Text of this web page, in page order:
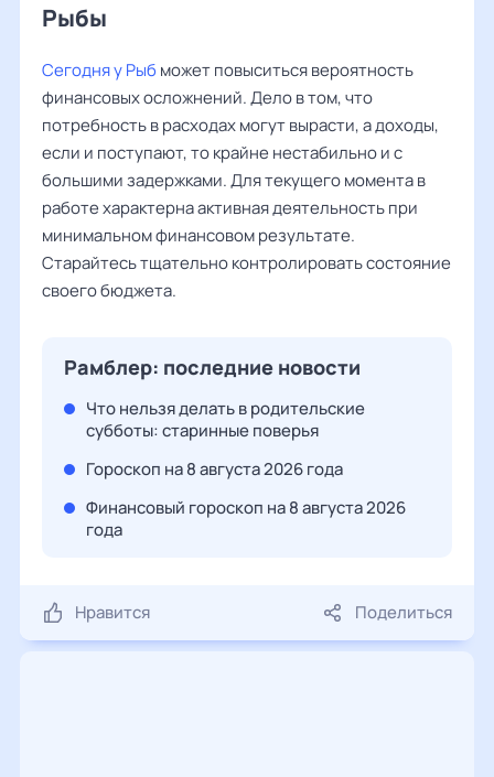
Рыбы ‌‌
Сегодня у Рыб может повыситься вероятность
финансовых осложнений. Дело в том, что
потребность в расходах могут вырасти, а доходы,
если и поступают, то крайне нестабильно и с
большими задержками. Для текущего момента в
работе характерна активная деятельность при
минимальном финансовом результате.
Старайтесь тщательно контролировать состояние
своего бюджета.
Рамблер: последние новости
Что нельзя делать в родительские
субботы: старинные поверья
Гороскоп на 8 августа 2026 года
Финансовый гороскоп на 8 августа 2026
года
Нравится Поделиться